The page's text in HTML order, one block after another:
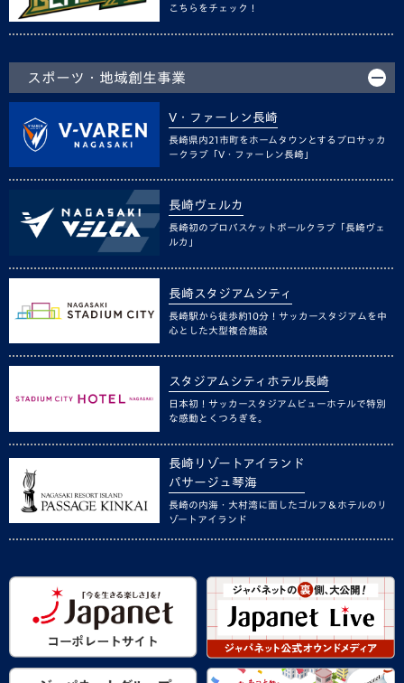
こちらをチェック！
スポーツ・地域創生事業
V・ファーレン長崎
長崎県内21市町をホームタウンとするプロサッカ
ークラブ「V・ファーレン長崎」
長崎ヴェルカ
長崎初のプロバスケットボールクラブ「長崎ヴェ
ルカ」
長崎スタジアムシティ
長崎駅から徒歩約10分！サッカースタジアムを中
心とした大型複合施設
スタジアムシティホテル長崎
日本初！サッカースタジアムビューホテルで特別
な感動とくつろぎを。
長崎リゾートアイランド
パサージュ琴海
長崎の内海・大村湾に面したゴルフ＆ホテルのリ
ゾートアイランド